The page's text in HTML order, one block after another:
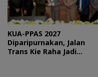
KUA-PPAS 2027
Diparipurnakan, Jalan
Trans Kie Raha Jadi